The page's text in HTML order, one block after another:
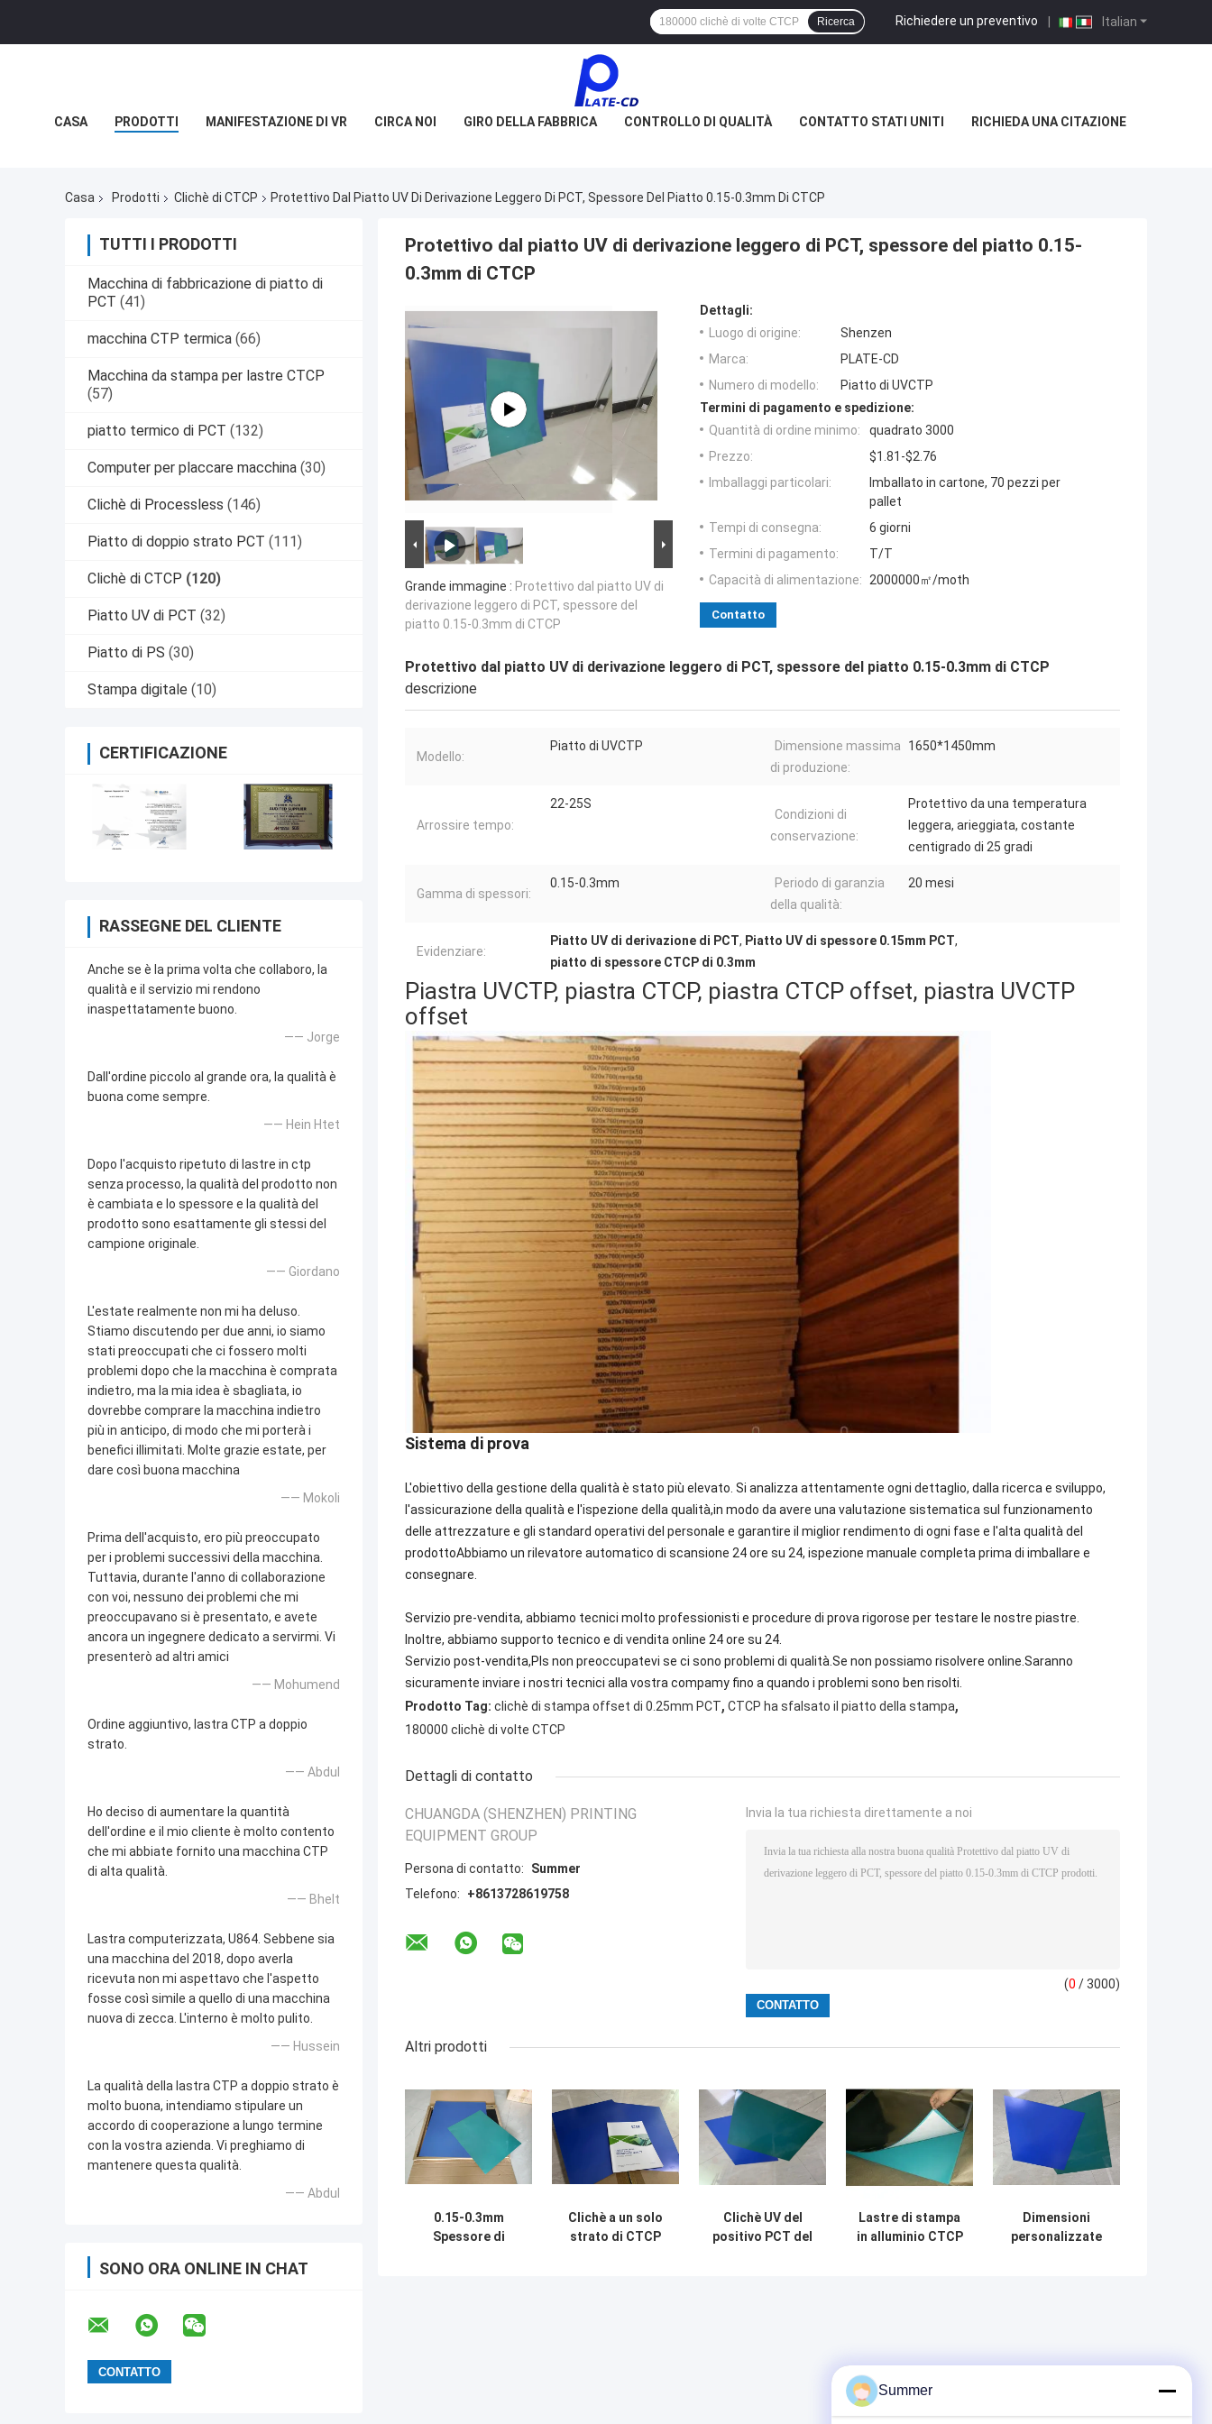
Italian
Richiedere un preventivo |
Ricerca
CASA PRODOTTI MANIFESTAZIONE DI VR CIRCA NOI GIRO DELLA FABBRICA CONTROLLO DI QUALITÀ CONTATTO STATI UNITI RICHIEDA UNA CITAZIONE
Casa Prodotti Clichè di CTCP Protettivo Dal Piatto UV Di Derivazione Leggero Di PCT, Spessore Del Piatto 0.15-0.3mm Di CTCP
TUTTI I PRODOTTI
Macchina di fabbricazione di piatto di
PCT (41)
macchina CTP termica (66)
Macchina da stampa per lastre CTCP
(57)
piatto termico di PCT (132)
Computer per placcare macchina (30)
Clichè di Processless (146)
Piatto di doppio strato PCT (111)
Clichè di CTCP (120)
Piatto UV di PCT (32)
Piatto di PS (30)
Stampa digitale (10)
CERTIFICAZIONE
RASSEGNE DEL CLIENTE
Anche se è la prima volta che collaboro, la
qualità e il servizio mi rendono
inaspettatamente buono.
—— Jorge
Dall'ordine piccolo al grande ora, la qualità è
buona come sempre.
—— Hein Htet
Dopo l'acquisto ripetuto di lastre in ctp
senza processo, la qualità del prodotto non
è cambiata e lo spessore e la qualità del
prodotto sono esattamente gli stessi del
campione originale.
—— Giordano
L'estate realmente non mi ha deluso.
Stiamo discutendo per due anni, io siamo
stati preoccupati che ci fossero molti
problemi dopo che la macchina è comprata
indietro, ma la mia idea è sbagliata, io
dovrebbe comprare la macchina indietro
più in anticipo, di modo che mi porterà i
benefici illimitati. Molte grazie estate, per
dare così buona macchina
—— Mokoli
Prima dell'acquisto, ero più preoccupato
per i problemi successivi della macchina.
Tuttavia, durante l'anno di collaborazione
con voi, nessuno dei problemi che mi
preoccupavano si è presentato, e avete
ancora un ingegnere dedicato a servirmi. Vi
presenterò ad altri amici
—— Mohumend
Ordine aggiuntivo, lastra CTP a doppio
strato.
—— Abdul
Ho deciso di aumentare la quantità
dell'ordine e il mio cliente è molto contento
che mi abbiate fornito una macchina CTP
di alta qualità.
—— Bhelt
Lastra computerizzata, U864. Sebbene sia
una macchina del 2018, dopo averla
ricevuta non mi aspettavo che l'aspetto
fosse così simile a quello di una macchina
nuova di zecca. L'interno è molto pulito.
—— Hussein
La qualità della lastra CTP a doppio strato è
molto buona, intendiamo stipulare un
accordo di cooperazione a lungo termine
con la vostra azienda. Vi preghiamo di
mantenere questa qualità.
—— Abdul
SONO ORA ONLINE IN CHAT
Protettivo dal piatto UV di derivazione leggero di PCT, spessore del piatto 0.15-
0.3mm di CTCP
Grande immagine : Protettivo dal piatto UV di
derivazione leggero di PCT, spessore del
piatto 0.15-0.3mm di CTCP
Dettagli:
Luogo di origine:
Shenzen
Marca:
PLATE-CD
Numero di modello:
Piatto di UVCTP
Termini di pagamento e spedizione:
Quantità di ordine minimo:
quadrato 3000
Prezzo:
$1.81-$2.76
Imballaggi particolari:
Imballato in cartone, 70 pezzi per
pallet
Tempi di consegna:
6 giorni
Termini di pagamento:
T/T
Capacità di alimentazione: 2000000㎡/moth
Contatto
Protettivo dal piatto UV di derivazione leggero di PCT, spessore del piatto 0.15-0.3mm di CTCP
descrizione
Modello:
Piatto di UVCTP
Dimensione massima
di produzione:
1650*1450mm
Arrossire tempo:
22-25S
Condizioni di
conservazione:
Protettivo da una temperatura
leggera, arieggiata, costante
centigrado di 25 gradi
Gamma di spessori:
0.15-0.3mm
Periodo di garanzia
della qualità:
20 mesi
Evidenziare:
Piatto UV di derivazione di PCT, Piatto UV di spessore 0.15mm PCT,
piatto di spessore CTCP di 0.3mm
Piastra UVCTP, piastra CTCP, piastra CTCP offset, piastra UVCTP
offset
Sistema di prova
L'obiettivo della gestione della qualità è stato più elevato. Si analizza attentamente ogni dettaglio, dalla ricerca e sviluppo,
l'assicurazione della qualità e l'ispezione della qualità,in modo da avere una valutazione sistematica sul funzionamento
delle attrezzature e gli standard operativi del personale e garantire il miglior rendimento di ogni fase e l'alta qualità del
prodottoAbbiamo un rilevatore automatico di scansione 24 ore su 24, ispezione manuale completa prima di imballare e
consegnare.
Servizio pre-vendita, abbiamo tecnici molto professionisti e procedure di prova rigorose per testare le nostre piastre.
Inoltre, abbiamo supporto tecnico e di vendita online 24 ore su 24.
Servizio post-vendita,Pls non preoccupatevi se ci sono problemi di qualità.Se non possiamo risolvere online.Saranno
sicuramente inviare i nostri tecnici alla vostra compamy fino a quando i problemi sono ben risolti.
Prodotto Tag: clichè di stampa offset di 0.25mm PCT, CTCP ha sfalsato il piatto della stampa,
180000 clichè di volte CTCP
Dettagli di contatto
CHUANGDA (SHENZHEN) PRINTING
EQUIPMENT GROUP
Persona di contatto:
Summer
Telefono:
+8613728619758
Invia la tua richiesta direttamente a noi
(0 / 3000)
Altri prodotti
0.15-0.3mm
Spessore di
Clichè a un solo
strato di CTCP
Clichè UV del
positivo PCT del
Lastre di stampa
in alluminio CTCP
Dimensioni
personalizzate
Summer